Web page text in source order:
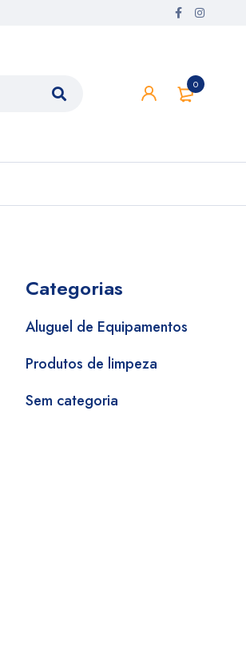
0
Categorias
Aluguel de Equipamentos
Produtos de limpeza
Sem categoria